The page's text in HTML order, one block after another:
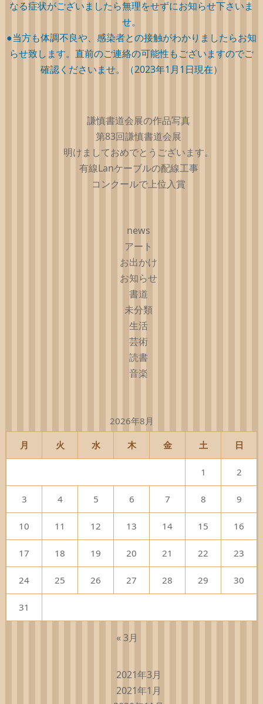
なる症状がございましたら無理をせずにお知らせ下さいま
せ。
●当方も体調不良や、感染者との接触がわかりましたらお知
らせ致します。直前のご連絡の可能性もございますのでご
確認くださいませ。（2023年1月1日現在）
謙慎書道会展の作品写真
第83回謙慎書道会展
明けましておめでとうございます。
有線Lanケーブルの配線工事
コンクールで上位入賞
news
アート
お出かけ
お知らせ
書道
未分類
生活
芸術
読書
音楽
2026年8月
月 火 水 木 金 土 日
1 2
3 4 5 6 7 8 9
10 11 12 13 14 15 16
17 18 19 20 21 22 23
24 25 26 27 28 29 30
31
« 3月
2021年3月
2021年1月